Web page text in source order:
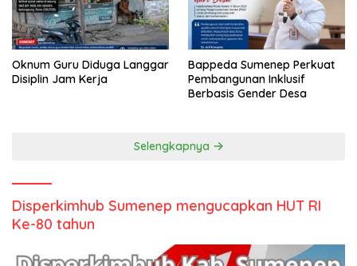
Oknum Guru Diduga Langgar
Disiplin Jam Kerja
Bappeda Sumenep Perkuat
Pembangunan Inklusif
Berbasis Gender Desa
Selengkapnya
Disperkimhub Sumenep mengucapkan HUT RI
Ke-80 tahun